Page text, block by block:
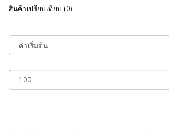
สินค้าเปรียบเทียบ (0)